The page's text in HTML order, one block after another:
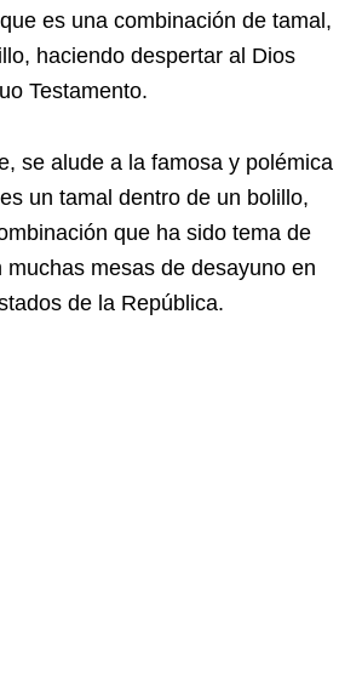
es una combinación de tamal,
haciendo despertar al Dios
Testamento.
se alude a la famosa y polémica
un tamal dentro de un bolillo,
que ha sido tema de
muchas mesas de desayuno en
de la República.